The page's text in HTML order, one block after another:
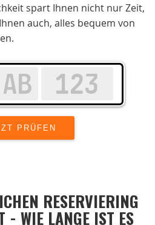
spart Ihnen nicht nur Zeit,
auch, alles bequem von
RESERVIERING
- WIE LANGE IST ES